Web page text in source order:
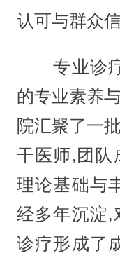
认可与群众
专业诊疗
的专业素养
院汇聚了一
干医师,团队
理论基础与
经多年沉淀,
诊疗形成了